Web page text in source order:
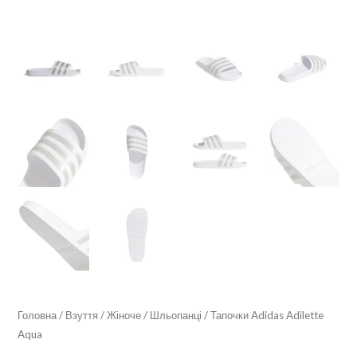
Головна/ Взуття /Жіноче/ Шльопанці / Тапочки Adidas Adilette
Aqua